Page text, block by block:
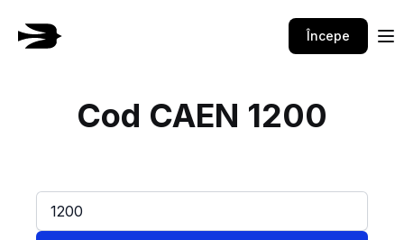
Începe
Cod CAEN 1200